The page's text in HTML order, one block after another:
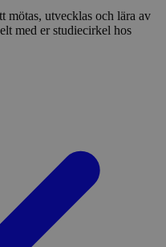
mötas, utvecklas och lära av
med er studiecirkel hos